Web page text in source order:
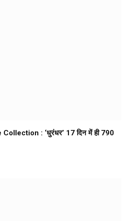
: ‘धुरंधर’ 17 दिन में ही ₹790